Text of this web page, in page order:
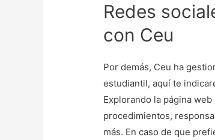
Redes
con Ceu
Por demás, Ceu ha
estudiantil, aquí te
Explorando la página
procedimientos,
más. En caso de que